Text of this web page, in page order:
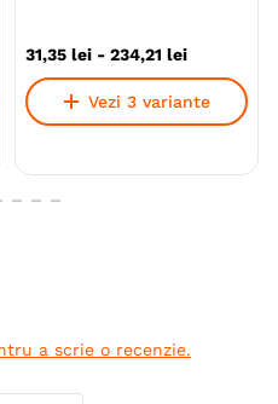
Toy (XS) Mica (S)
Adult
Super-Premium
31,35 lei - 234,21 lei
Vezi 3 variante
a scrie o recenzie.